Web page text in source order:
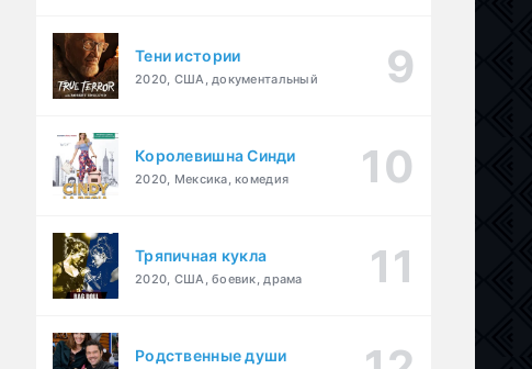
Тени истории
2020, США, документальный
Королевишна Синди
2020, Мексика, комедия
Тряпичная кукла
2020, США, боевик, драма
Родственные души